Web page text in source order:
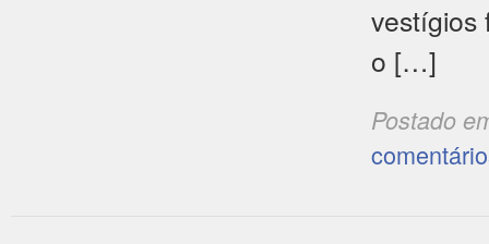
vestígios
o […]
Postado